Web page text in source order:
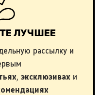
ЛУЧШЕЕ
рассылку и
, эксклюзивах и